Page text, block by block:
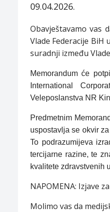
09.04.2026.
Obavještavamo vas
Vlade Federacije BiH
suradnji između
Memorandum će
International
Veleposlanstva NR
Predmetnim
uspostavlja se okvir
To podrazumijeva
tercijarne razine, te
kvalitete zdravstvenih
NAPOMENA: Izjave
Molimo vas da